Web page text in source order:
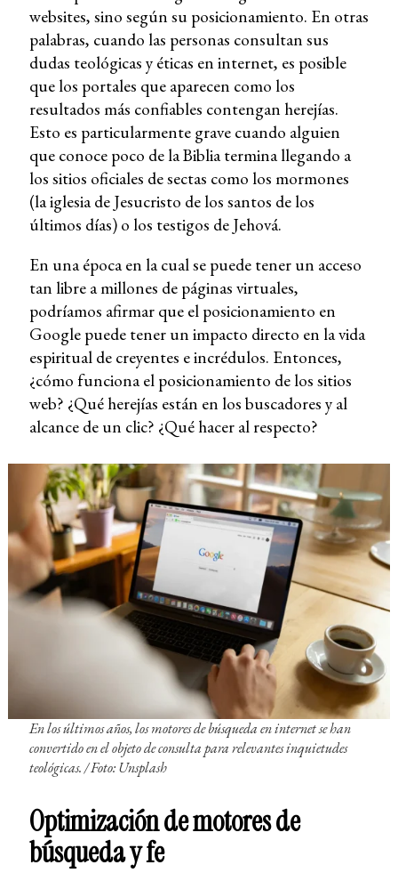
websites, sino según su posicionamiento. En otras
palabras, cuando las personas consultan sus
dudas teológicas y éticas en internet, es posible
que los portales que aparecen como los
resultados más confiables contengan herejías.
Esto es particularmente grave cuando alguien
que conoce poco de la Biblia termina llegando a
los sitios oficiales de sectas como los mormones
(la iglesia de Jesucristo de los santos de los
últimos días) o los testigos de Jehová.
En una época en la cual se puede tener un acceso
tan libre a millones de páginas virtuales,
podríamos afirmar que el posicionamiento en
Google puede tener un impacto directo en la vida
espiritual de creyentes e incrédulos. Entonces,
¿cómo funciona el posicionamiento de los sitios
web? ¿Qué herejías están en los buscadores y al
alcance de un clic? ¿Qué hacer al respecto?
En los últimos años, los motores de búsqueda en internet se han
convertido en el objeto de consulta para relevantes inquietudes
teológicas. /Foto: Unsplash
Optimización de motores de
búsqueda y fe